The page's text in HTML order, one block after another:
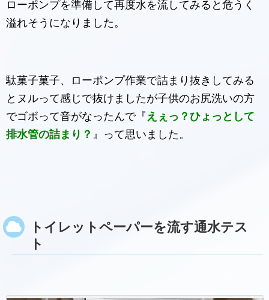
ローポンプを準備して再度水を流してみると危うく
溢れそうになりました。
駄菓子菓子、ローポンプ作業で詰まり抜きしてみる
とヌルって感じで抜けましたが子供のお尻洗いの方
でゴボって音がなったんで『 えぇっ？ひょっとして
排水管の詰まり？ 』って思いました。
トイレットペーパーを流す通水テス
ト